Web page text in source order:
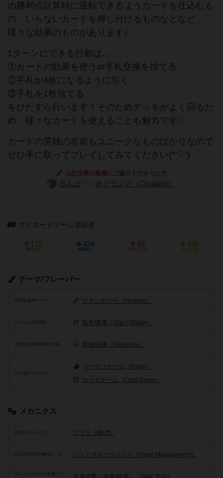
の勝利点計算時に逆転できるようカードを仕込むも
の、いらないカードを押し付けるものなどなど、
様々な効果のものがあります♪
1ターンにできる行動は...
①カードの効果を使うor手札交換を捨てる
②手札が4枚になるように引く
③手札を1枚捨てる
をひたすら行います！そのためデッキがよく回るた
め、様々なカードを使えることも魅力です✨
カードの英雄の名前もユニークなものばかりなので
ぜひ手に取ってプレイしてみてください(*'▽')
上記文章の執筆にご協力くださった方
るんば オグランド（Oguland）
マイボードゲーム登録者
172
興味あり
424
経験あり
65
お気に入り
336
持ってる
テーマ/フレーバー
世界観/基本テーマ ファンタジー（Fantasy）
ゲームの基本目的 戦争/軍事（War / Militaly）
探偵/刑事（Detective）
その他のコンセプト
パーティゲーム（Party）
カードゲーム（Card Game）
メカニクス
頻出するメカニクス ブラフ（Bluff）
ハンドマネージメント（Hand Management）
プレイヤーの干渉/影響アク